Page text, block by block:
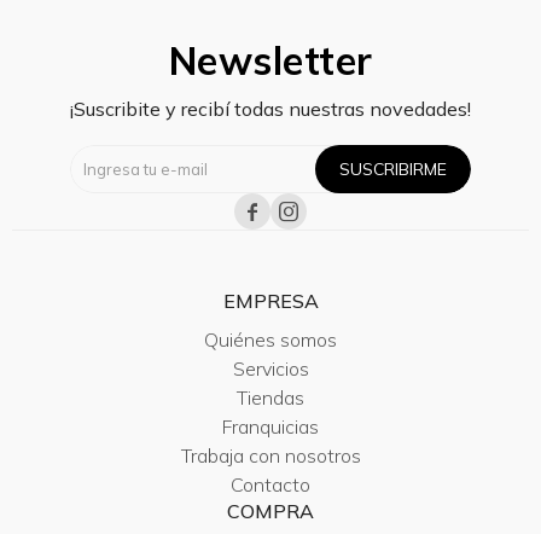
Newsletter
¡Suscribite y recibí todas nuestras novedades!
SUSCRIBIRME
 
EMPRESA
Quiénes somos
Servicios
Tiendas
Franquicias
Trabaja con nosotros
Contacto
COMPRA